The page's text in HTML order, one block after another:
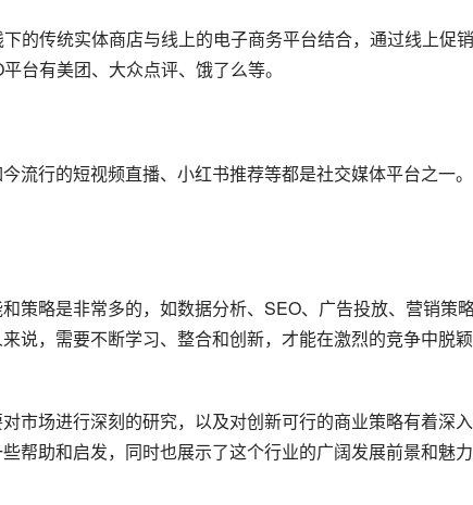
的传统实体商店与线上的电子商务平台结合，通过线上促销
台有美团、大众点评、饿了么等。
流行的短视频直播、小红书推荐等都是社交媒体平台之一
策略是非常多的，如数据分析、SEO、广告投放、营销策
说，需要不断学习、整合和创新，才能在激烈的竞争中脱
市场进行深刻的研究，以及对创新可行的商业策略有着深
帮助和启发，同时也展示了这个行业的广阔发展前景和魅